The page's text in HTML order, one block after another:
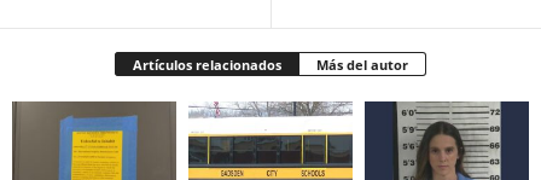
Artículos relacionados Más del autor